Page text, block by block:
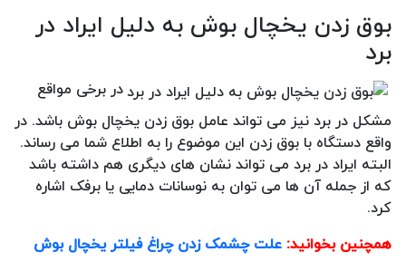
بوق زدن یخچال بوش به دلیل ایراد در
برد
در برخی مواقع
مشکل در برد نیز می تواند عامل بوق زدن یخچال بوش باشد. در
واقع دستگاه با بوق زدن این موضوع را به اطلاع شما می رساند.
البته ایراد در برد می تواند نشان های دیگری هم داشته باشد
که از جمله آن ها می توان به نوسانات دمایی یا برفک اشاره
کرد.
همچنین بخوانید: علت چشمک زدن چراغ فیلتر یخچال بوش